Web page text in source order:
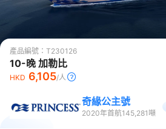
產品編號： T230126
10-晚 加勒比
HKD 6,105/人
奇緣公主號
2020年首航145,281 噸